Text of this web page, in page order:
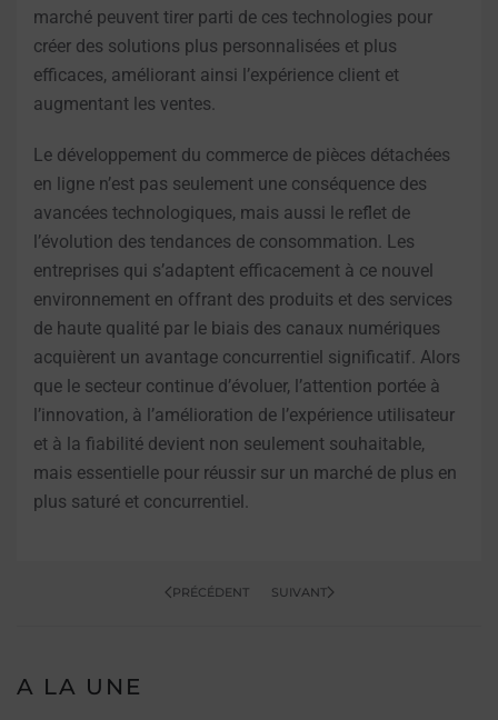
marché peuvent tirer parti de ces technologies pour
créer des solutions plus personnalisées et plus
efficaces, améliorant ainsi l’expérience client et
augmentant les ventes.
Le développement du commerce de pièces détachées
en ligne n’est pas seulement une conséquence des
avancées technologiques, mais aussi le reflet de
l’évolution des tendances de consommation. Les
entreprises qui s’adaptent efficacement à ce nouvel
environnement en offrant des produits et des services
de haute qualité par le biais des canaux numériques
acquièrent un avantage concurrentiel significatif. Alors
que le secteur continue d’évoluer, l’attention portée à
l’innovation, à l’amélioration de l’expérience utilisateur
et à la fiabilité devient non seulement souhaitable,
mais essentielle pour réussir sur un marché de plus en
plus saturé et concurrentiel.
PRÉCÉDENT SUIVANT
A LA UNE